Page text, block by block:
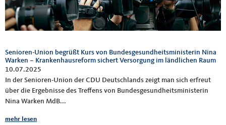
Senioren-Union begrüßt Kurs von Bundesgesundheitsministerin Nina
Warken – Krankenhausreform sichert Versorgung im ländlichen Raum
10.07.2025
In der Senioren-Union der CDU Deutschlands zeigt man sich erfreut
über die Ergebnisse des Treffens von Bundesgesundheitsministerin
Nina Warken MdB...
mehr lesen